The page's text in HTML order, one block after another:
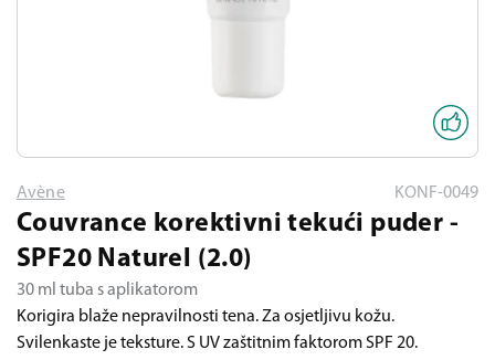
Avène KONF-0049
Couvrance korektivni tekući puder -
SPF20 Naturel (2.0)
30 ml tuba s aplikatorom
Korigira blaže nepravilnosti tena. Za osjetljivu kožu.
Svilenkaste je teksture. S UV zaštitnim faktorom SPF 20.